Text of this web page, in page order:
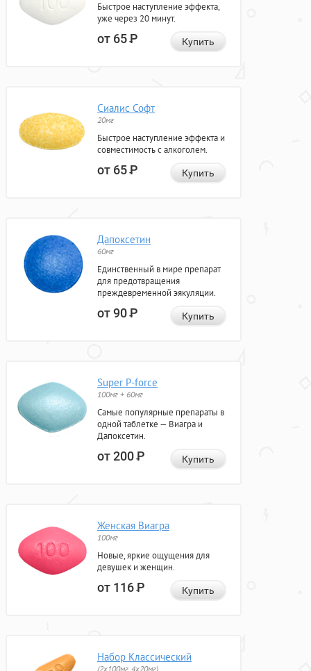
Быстрое наступление эффекта,
уже через 20 минут.
от 65Р Купить
Сиалис Софт
20мг
Быстрое наступление эффекта и
совместимость с алкоголем.
от 65Р Купить
Дапоксетин
60мг
Единственный в мире препарат
для предотвращения
преждевременной эякуляции.
от 90Р Купить
Super P-force
100мг + 60мг
Самые популярные препараты в
одной таблетке — Виагра и
Дапоксетин.
от 200Р Купить
Женская Виагра
100мг
Новые, яркие ощущения для
девушек и женщин.
от 116Р Купить
Набор Классический
(2x100мг, 4x20мг)